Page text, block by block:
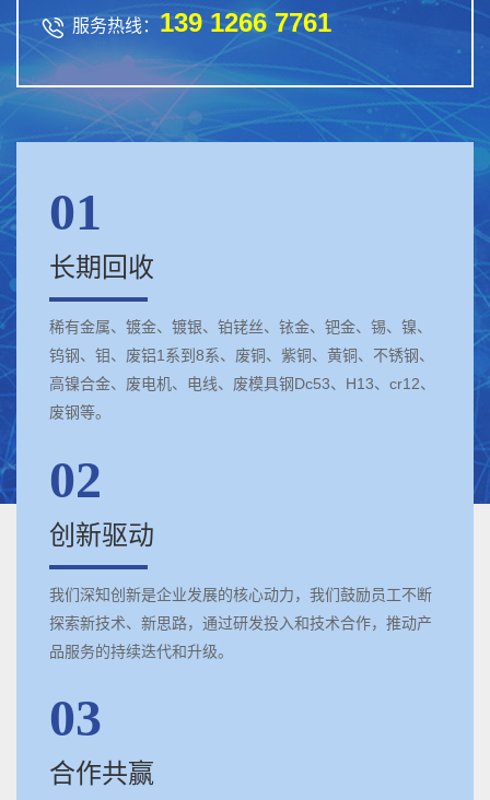
 服务热线： 139 1266 7761
01
长期回收
稀有金属、镀金、镀银、铂铑丝、铱金、钯金、锡、镍、
钨钢、钼、废铝1系到8系、废铜、紫铜、黄铜、不锈钢、
高镍合金、废电机、电线、废模具钢Dc53、H13、cr12、
废钢等。
02
创新驱动
我们深知创新是企业发展的核心动力，我们鼓励员工不断
探索新技术、新思路，通过研发投入和技术合作，推动产
品服务的持续迭代和升级。
03
合作共赢